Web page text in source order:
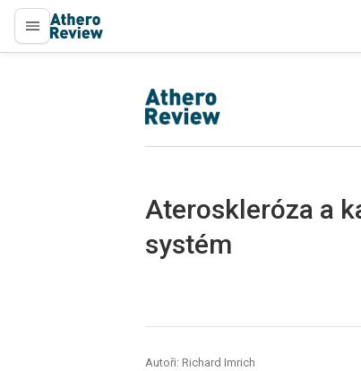
proLékaře.cz
proLékaře.cz
Ateroskleróza a
systém
Autoři: Richard Imrich